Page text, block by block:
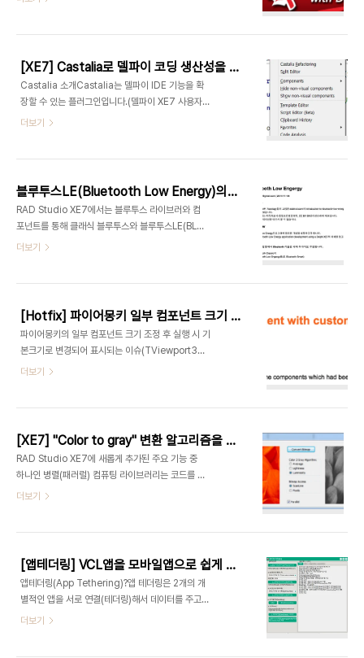
http://www.embarcadero.com/products/rad-
합니다.세션에서는 2007 이후 도입된 큰 변화부터
모바일 관련 언어확장까지 폭 넓은 주제를 다룹니다.
아젠다The Status of Object Pascal Classic
Features: Interfaces and Class Operations
Records on Steroids with Methods and
Methods 30-minute ..
[XE7] Castalia로 델파이 코딩 생산성을 높일 수 있습니다.(XE7사용자 무료)
Castalia 소개Castalia는 델파이 IDE 기능을 확
장할 수 있는 플러그인입니다.(델파이 XE7 사용자는
http://cc.embarcadero.com/item/29995
소개해 드립니다.❑ 코드 템플릿 - 반복 코딩을 줄여
줍니다.매번 반복해서 입력하는 코드를 짧은 문자열
로 대치할 수 있습니다.아래 그림과 같이 "trycf" 입
력 후 스페이스바를 누르면 객체를 생성하고 try
finally로 객체를 해제하는 코드가 자동으로 입력됩
Template Editor 메뉴를 통해 기존 템플릿을..
더보기
블루투스LE(Bluetooth Low Energy)의 이해
RAD Studio XE7에서는 블루투스 라이브러와 컴
포넌트를 통해 클래식 블루투스와 블루투스LE(BLE)
통신이 편리해 졌습니다. 컴포넌트가 있더라고 기술
공유합니
다.https://gomsun2.wordpress.com/category/bluetooth-
low-energy/앞으로도 좋은 글 많이 기대하겠습니
다.
더보기
[Hotfix] 파이어몽키 일부 컴포넌트 크기 조정 시 기본크기로 표시되는 이슈
파이어몽키의 일부 컴포넌트 크기 조정 후 실행 시 기
본크기로 변경되어 표시되는 이슈(TViewport3D
등이 영향을 받습니다.) 다운로드
더보기
[XE7] "Color to gray" 변환 알고리즘을 병렬(Parallel)로 처리하기
RAD Studio XE7에 새롭게 추가된 주요 기능 중
하나인 병렬(패러럴) 컴퓨팅 라이브러리는 코드를 멀
티코어 CPU를 모두 활용해 동작할 수 있도록 구현
개합니다.예제는 컬러이미지를 회색톤으로 변환하는
그래픽 작업에서 병렬 컴퓨팅 라이브러리를 이용해
성능을 개선합니다.(그래픽 작업과 같이 연산이 많은
작업을 비동기로 멀티코어를 활용한다면 크게 성능
개선을 할 수 있습니다.) 아래 코드와 같이 기존 코드
코드(No Parallel)procedure
더보기
[앱테더링] VCL앱을 모바일앱으로 쉽게 확장할 수 있는 앱테더링 자세히 살펴보기!
앱테더링(App Tethering)?앱 테더링은 2개의 개
별적인 앱을 서로 연결(테더링)해서 데이터를 주고
받을 수 있는 기술입니다. 앱테더링 기술을 이용해
더보기